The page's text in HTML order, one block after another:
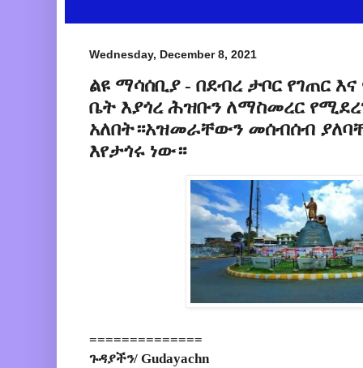
Wednesday, December 8, 2021
ልዩ ማሳሰቢያ - በደብረ ታቦር የገጠር
ቤት እያጎረ ሕዝቡን ለማስመረር
አለበት።አዝመራቸውን መሰብሰብ
እየታጎሩ ነው።
==============
ጉዳያችን/ Gudayachn